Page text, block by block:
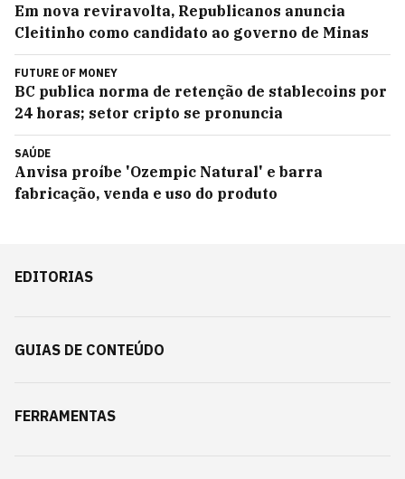
Em nova reviravolta, Republicanos anuncia
Cleitinho como candidato ao governo de Minas
FUTURE OF MONEY
BC publica norma de retenção de stablecoins por
24 horas; setor cripto se pronuncia
SAÚDE
Anvisa proíbe 'Ozempic Natural' e barra
fabricação, venda e uso do produto
EDITORIAS
GUIAS DE CONTEÚDO
FERRAMENTAS